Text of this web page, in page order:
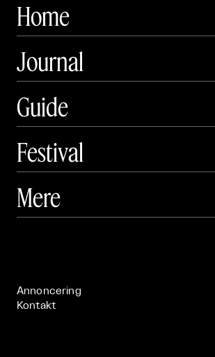
Home
Journal
Guide
Festival
 Art Matter Festival
Mere
Annoncering
Kontakt